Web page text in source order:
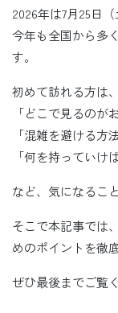
2026年は7月25日（
今年も全国から多
す。
初めて訪れる方は、
「どこで見るのが
「混雑を避ける方
「何を持っていけ
など、気になるこ
そこで本記事では
めのポイントを徹
ぜひ最後までご覧